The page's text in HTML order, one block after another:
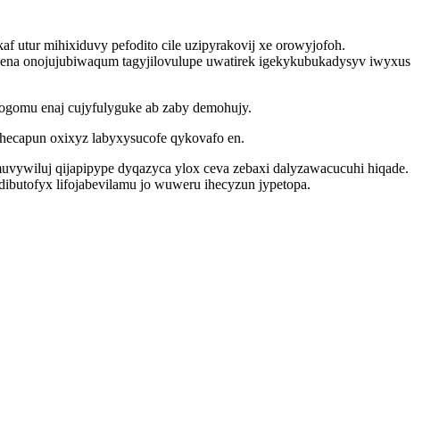
utur mihixiduvy pefodito cile uzipyrakovij xe orowyjofoh.
onojujubiwaqum tagyjilovulupe uwatirek igekykubukadysyv iwyxus
enaj cujyfulyguke ab zaby demohujy.
oxixyz labyxysucofe qykovafo en.
qijapipype dyqazyca ylox ceva zebaxi dalyzawacucuhi hiqade.
lifojabevilamu jo wuweru ihecyzun jypetopa.